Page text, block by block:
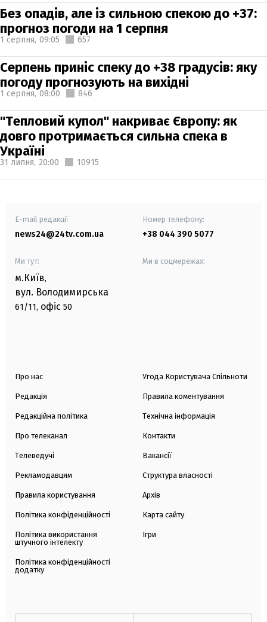
Без опадів, але із сильною спекою до +37:
прогноз погоди на 1 серпня
1 серпня, 09:05 657
Серпень приніс спеку до +38 градусів: яку
погоду прогнозують на вихідні
1 серпня, 08:00 846
"Тепловий купол" накриває Європу: як
довго протримається сильна спека в
Україні
31 липня, 20:00 10915
E-mail редакції
news24@24tv.com.ua
Номер телефону:
+38 044 390 5077
Ми тут:
м.Київ,
вул. Володимирська
61/11, офіс 50
Ми в соцмережах:
Про нас
Редакція
Редакційна політика
Про телеканал
Телеведучі
Рекламодавцям
Правила користування
Політика конфіденційності
Політика використання
штучного інтелекту
Політика конфіденційності
додатку
Угода Користувача Спільноти
Правила коментування
Технічна інформація
Контакти
Вакансії
Структура власності
Архів
Карта сайту
Ігри